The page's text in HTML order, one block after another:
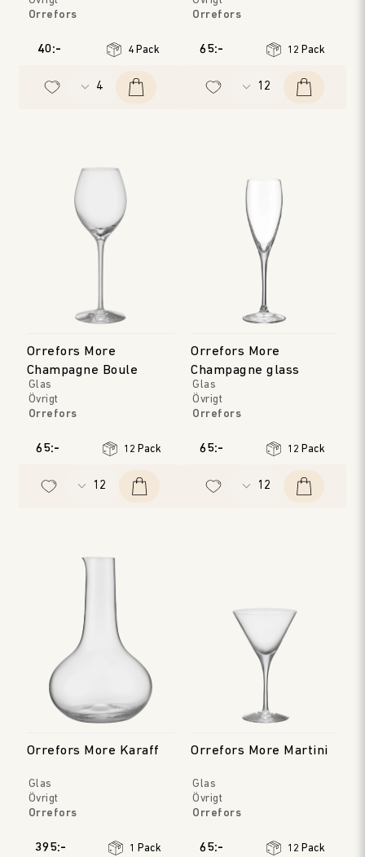
Orrefors
40:- 4 Pack
Orrefors
65:- 12 Pack
Orrefors More
Champagne Boule
Glas
Övrigt
Orrefors
65:- 12 Pack
Orrefors More
Champagne glass
Glas
Övrigt
Orrefors
65:- 12 Pack
Orrefors More Karaff
Glas
Övrigt
Orrefors
395:- 1 Pack
Orrefors More Martini
Glas
Övrigt
Orrefors
65:- 12 Pack